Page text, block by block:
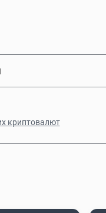
криптовалют